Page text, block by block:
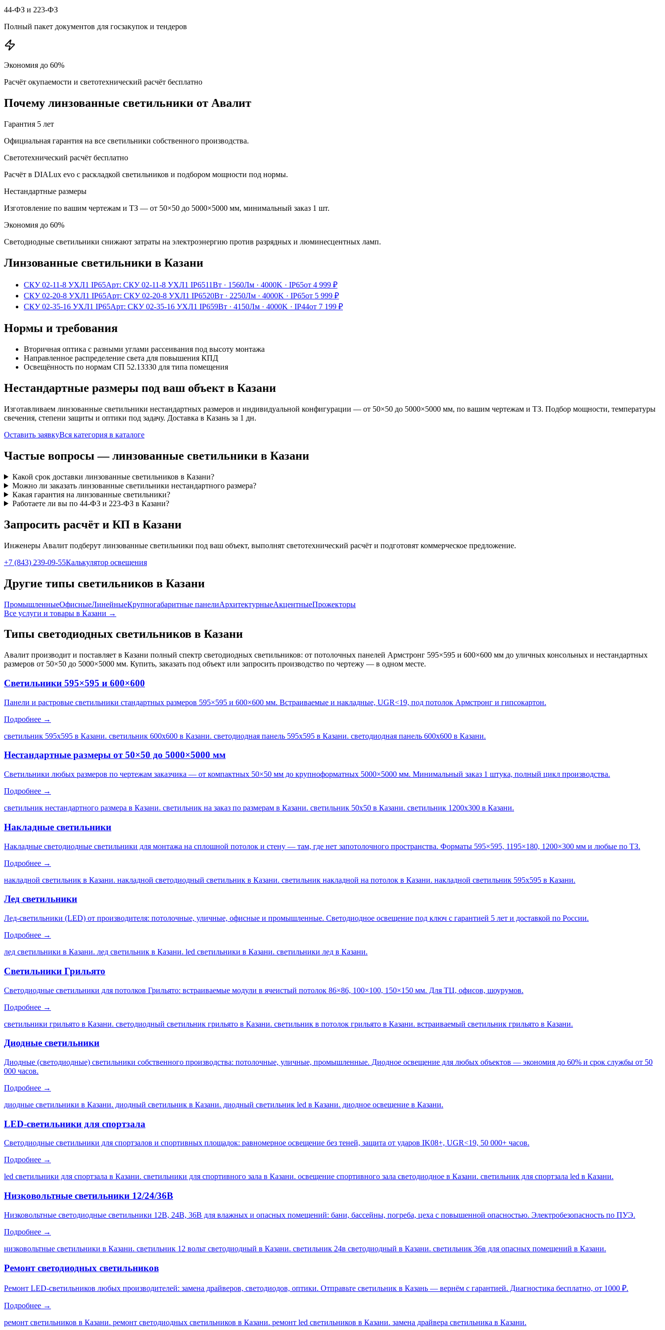
44-ФЗ и 223-ФЗ
Полный пакет документов для госзакупок и тендеров
Экономия до 60%
Расчёт окупаемости и светотехнический расчёт бесплатно
Почему линзованные светильники от Авалит
Гарантия 5 лет
Официальная гарантия на все светильники собственного производства.
Светотехнический расчёт бесплатно
Расчёт в DIALux evo с раскладкой светильников и подбором мощности под нормы.
Нестандартные размеры
Изготовление по вашим чертежам и ТЗ — от 50×50 до 5000×5000 мм, минимальный заказ 1 шт.
Экономия до 60%
Светодиодные светильники снижают затраты на электроэнергию против разрядных и люминесцентных ламп.
Линзованные светильники в Казани
СКУ 02-11-8 УХЛ1 IP65Арт: СКУ 02-11-8 УХЛ1 IP6511Вт · 1560Лм · 4000K · IP65от 4 999 ₽
СКУ 02-20-8 УХЛ1 IP65Арт: СКУ 02-20-8 УХЛ1 IP6520Вт · 2250Лм · 4000K · IP65от 5 999 ₽
СКУ 02-35-16 УХЛ1 IP65Арт: СКУ 02-35-16 УХЛ1 IP659Вт · 4150Лм · 4000K · IP44от 7 199 ₽
Нормы и требования
Вторичная оптика с разными углами рассеивания под высоту монтажа
Направленное распределение света для повышения КПД
Освещённость по нормам СП 52.13330 для типа помещения
Нестандартные размеры под ваш объект в Казани
Изготавливаем линзованные светильники нестандартных размеров и индивидуальной конфигурации — от 50×50 до 5000×5000 мм, по вашим чертежам и ТЗ. Подбор мощности, температуры
свечения, степени защиты и оптики под задачу. Доставка в Казань за 1 дн.
Оставить заявкуВся категория в каталоге
Частые вопросы —линзованные светильники в Казани
Какой срок доставки линзованные светильников в Казани?
Можно ли заказать линзованные светильники нестандартного размера?
Какая гарантия на линзованные светильники?
Работаете ли вы по 44-ФЗ и 223-ФЗ в Казани?
Запросить расчёт и КП в Казани
Инженеры Авалит подберут линзованные светильники под ваш объект, выполнят светотехнический расчёт и подготовят коммерческое предложение.
+7 (843) 239-09-55Калькулятор освещения
Другие типы светильников в Казани
ПромышленныеОфисныеЛинейныеКрупногабаритные панелиАрхитектурныеАкцентныеПрожекторы
Все услуги и товары в Казани →
Типы светодиодных светильников в Казани
Авалит производит и поставляет в Казани полный спектр светодиодных светильников: от потолочных панелей Армстронг 595×595 и 600×600 мм до уличных консольных и нестандартных
размеров от 50×50 до 5000×5000 мм. Купить, заказать под объект или запросить производство по чертежу — в одном месте.
Светильники 595×595 и 600×600
Панели и растровые светильники стандартных размеров 595×595 и 600×600 мм. Встраиваемые и накладные, UGR<19, под потолок Армстронг и гипсокартон.
Подробнее →
светильник 595х595 в Казани. светильник 600х600 в Казани. светодиодная панель 595х595 в Казани. светодиодная панель 600х600 в Казани.
Нестандартные размеры от 50×50 до 5000×5000 мм
Светильники любых размеров по чертежам заказчика — от компактных 50×50 мм до крупноформатных 5000×5000 мм. Минимальный заказ 1 штука, полный цикл производства.
Подробнее →
светильник нестандартного размера в Казани. светильник на заказ по размерам в Казани. светильник 50х50 в Казани. светильник 1200х300 в Казани.
Накладные светильники
Накладные светодиодные светильники для монтажа на сплошной потолок и стену — там, где нет запотолочного пространства. Форматы 595×595, 1195×180, 1200×300 мм и любые по ТЗ.
Подробнее →
накладной светильник в Казани. накладной светодиодный светильник в Казани. светильник накладной на потолок в Казани. накладной светильник 595х595 в Казани.
Лед светильники
Лед-светильники (LED) от производителя: потолочные, уличные, офисные и промышленные. Светодиодное освещение под ключ с гарантией 5 лет и доставкой по России.
Подробнее →
лед светильники в Казани. лед светильник в Казани. led светильники в Казани. светильники лед в Казани.
Светильники Грильято
Светодиодные светильники для потолков Грильято: встраиваемые модули в ячеистый потолок 86×86, 100×100, 150×150 мм. Для ТЦ, офисов, шоурумов.
Подробнее →
светильники грильято в Казани. светодиодный светильник грильято в Казани. светильник в потолок грильято в Казани. встраиваемый светильник грильято в Казани.
Диодные светильники
Диодные (светодиодные) светильники собственного производства: потолочные, уличные, промышленные. Диодное освещение для любых объектов — экономия до 60% и срок службы от 50
000 часов.
Подробнее →
диодные светильники в Казани. диодный светильник в Казани. диодный светильник led в Казани. диодное освещение в Казани.
LED-светильники для спортзала
Светодиодные светильники для спортзалов и спортивных площадок: равномерное освещение без теней, защита от ударов IK08+, UGR<19, 50 000+ часов.
Подробнее →
led светильники для спортзала в Казани. светильники для спортивного зала в Казани. освещение спортивного зала светодиодное в Казани. светильник для спортзала led в Казани.
Низковольтные светильники 12/24/36В
Низковольтные светодиодные светильники 12В, 24В, 36В для влажных и опасных помещений: бани, бассейны, погреба, цеха с повышенной опасностью. Электробезопасность по ПУЭ.
Подробнее →
низковольтные светильники в Казани. светильник 12 вольт светодиодный в Казани. светильник 24в светодиодный в Казани. светильник 36в для опасных помещений в Казани.
Ремонт светодиодных светильников
Ремонт LED-светильников любых производителей: замена драйверов, светодиодов, оптики. Отправьте светильник в Казань — вернём с гарантией. Диагностика бесплатно, от 1000 ₽.
Подробнее →
ремонт светильников в Казани. ремонт светодиодных светильников в Казани. ремонт led светильников в Казани. замена драйвера светильника в Казани.